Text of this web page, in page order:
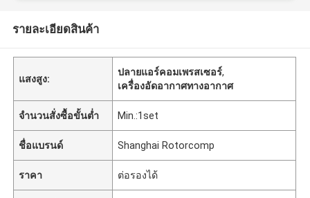
รายละเอียดสินค้า
แสงสูง:
ปลายแอร์คอมเพรสเซอร์,
เครื่องอัดอากาศทางอากาศ
จำนวนสั่งซื้อขั้นต่ำ Min.:1set
ชื่อแบรนด์ Shanghai Rotorcomp
ราคา ต่อรองได้